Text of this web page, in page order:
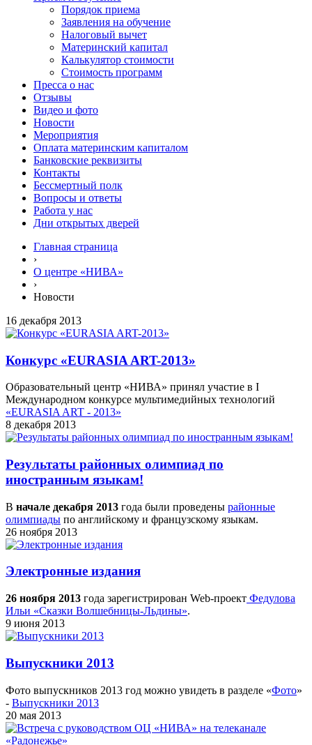
Порядок приема
Заявления на обучение
Налоговый вычет
Материнский капитал
Калькулятор стоимости
Стоимость программ
Пресса о нас
Отзывы
Видео и фото
Новости
Мероприятия
Оплата материнским капиталом
Банковские реквизиты
Контакты
Бессмертный полк
Вопросы и ответы
Работа у нас
Дни открытых дверей
Главная страница
›
О центре «НИВА»
›
Новости
16 декабря 2013
Конкурс «EURASIA ART-2013»
Образовательный центр «НИВА» принял участие в I
Международном конкурсе мультимедийных технологий
«EURASIA ART - 2013»
8 декабря 2013
Результаты районных олимпиад по
иностранным языкам!
В начале декабря 2013 года были проведены районные
олимпиады по английскому и французскому языкам.
26 ноября 2013
Электронные издания
26 ноября 2013 года зарегистрирован Web-проект Федулова
Ильи «Сказки Волшебницы-Льдины».
9 июня 2013
Выпускники 2013
Фото выпускников 2013 год можно увидеть в разделе «Фото»
- Выпускники 2013
20 мая 2013